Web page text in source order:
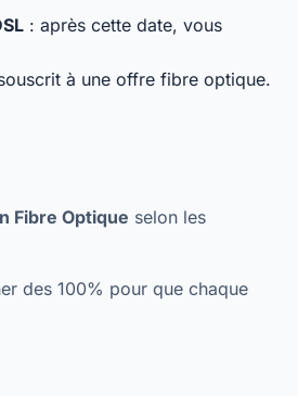
: après cette date, vous
à une offre fibre optique.
Fibre Optique selon les
des 100% pour que chaque